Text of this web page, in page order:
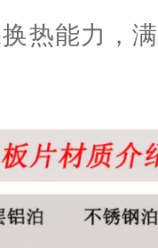
热能力，